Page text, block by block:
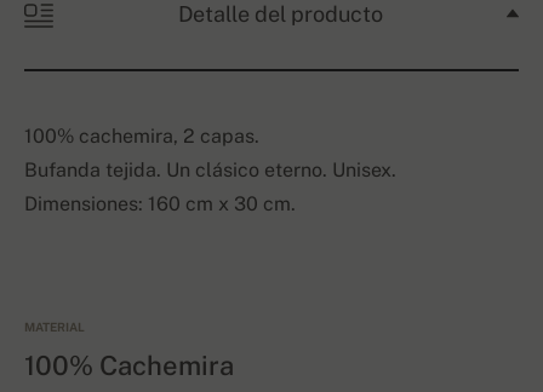
Detalle del producto
100% cachemira, 2 capas.
Bufanda tejida. Un clásico eterno. Unisex.
Dimensiones: 160 cm x 30 cm.
MATERIAL
100% Cachemira